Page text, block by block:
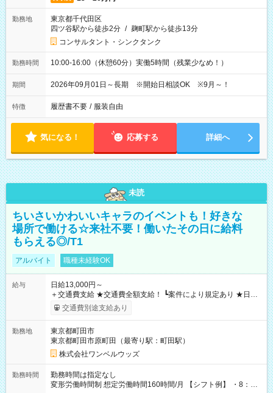
勤務地
東京都千代田区
四ツ谷駅から徒歩2分 / 麹町駅から徒歩13分
コンサルタント・シンクタンク
勤務時間 10:00-16:00（休憩60分）実働5時間（残業少なめ！）
期間 2026年09月01日～長期 ※開始日相談OK ※9月～！
特徴 履歴書不要 / 服装自由
気になる！ 応募する 詳細へ
未読
ちいさいかわいいキャラのイベントも！好きな
場所で働ける☆来社不要！働いたその日に給料
もらえる◎/T1
アルバイト 職種未経験OK
給与
日給13,000円～
＋交通費支給 ★交通費全額支給！ ┗案件により規定あり ★日払
いOK！（規定あり） ┗働いたその日に現金GET♪ お仕事後はコ
ンビニATMから 日払い分を引き落とせます！ 【試用期間】試
交通費別途支給あり
勤務地
東京都町田市
東京都町田市原町田（最寄り駅：町田駅）
株式会社ワンベルウッズ
勤務時間
勤務時間は指定なし
変形労働時間制 想定労働時間160時間/月 【シフト例】 ・8：00